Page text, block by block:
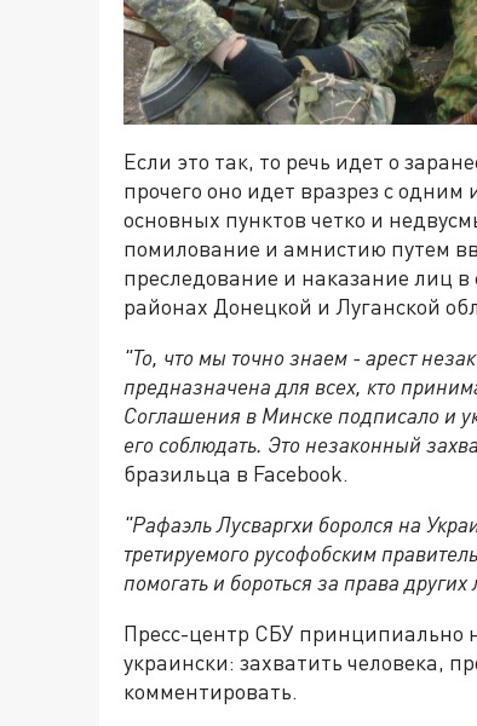
Если это так, то речь идет о
прочего оно идет вразрез с
основных пунктов четко и
помилование и амнистию путем
преследование и наказание лиц
районах Донецкой и Луганской
"То, что мы точно знаем - арест
предназначена для всех, кто
Соглашения в Минске подписало и
его соблюдать. Это незаконный
бразильца в Facebook.
"Рафаэль Лусваргхи боролся на
третируемого русофобским
помогать и бороться за права
Пресс-центр СБУ принципиально
украински: захватить человека,
комментировать.